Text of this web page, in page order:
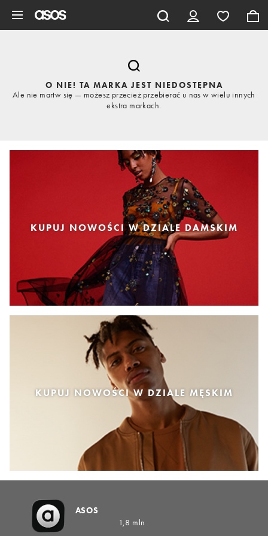
O NIE! TA MARKA JEST NIEDOSTĘPNA
Ale nie martw się — możesz przecież przebierać u nas w wielu innych
ekstra markach.
KUPUJ NOWOŚCI W DZIALE DAMSKIM
KUPUJ NOWOŚCI W DZIALE MĘSKIM
ASOS
1,8 mln